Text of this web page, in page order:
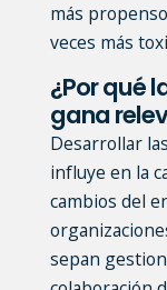
más
veces más
¿Por qué
gana
Desarrollar
influye en la
cambios del
sepan